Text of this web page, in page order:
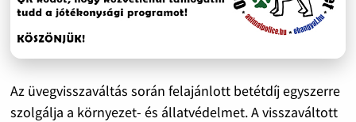
Az üvegvisszaváltás során felajánlott betétdíj egyszerre
szolgálja a környezet- és állatvédelmet. A visszaváltott